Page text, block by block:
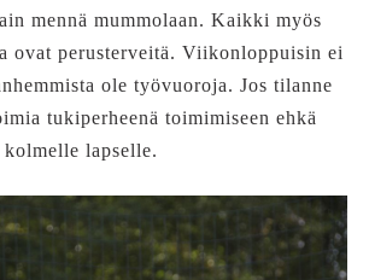
mennä mummolaan. Kaikki myös
ovat perusterveitä. Viikonloppuisin ei
ole työvuoroja. Jos tilanne
tukiperheenä toimimiseen ehkä
lapselle.